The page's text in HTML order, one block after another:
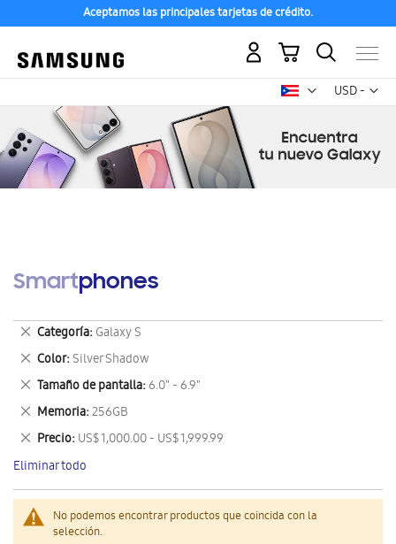
Aceptamos las principales tarjetas de crédito.
USD -
dólar
Mi carrito
Smartphones
No podemos encontrar productos que coincida con la
selección.
Categoría Galaxy S
Eliminar
este
artículo
Color Silver Shadow
Eliminar
este
artículo
Tamaño de pantalla 6.0" - 6.9"
Eliminar
este
artículo
Memoria 256GB
Eliminar
este
artículo
Precio US$ 1,000.00 - US$ 1,999.99
Eliminar
este
artículo
Eliminar todo